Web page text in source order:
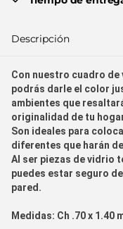
Descripción
Con nuestro cuadro
podrás darle el color
ambientes que
originalidad de tu
Son ideales para
diferentes que harán
Al ser piezas de vidrio
puedes estar seguro
pared.
Medidas: Ch .70 x 1.40